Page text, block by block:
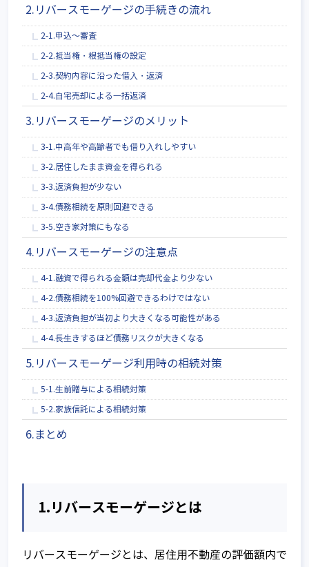
2.リバースモーゲージの⼿続きの流れ
2-1.申込～審査
2-2.抵当権・根抵当権の設定
2-3.契約内容に沿った借⼊・返済
2-4.⾃宅売却による⼀括返済
3.リバースモーゲージのメリット
3-1.中⾼年や⾼齢者でも借り⼊れしやすい
3-2.居住したまま資⾦を得られる
3-3.返済負担が少ない
3-4.債務相続を原則回避できる
3-5.空き家対策にもなる
4.リバースモーゲージの注意点
4-1.融資で得られる⾦額は売却代⾦より少ない
4-2.債務相続を100%回避できるわけではない
4-3.返済負担が当初より⼤きくなる可能性がある
4-4.⻑⽣きするほど債務リスクが⼤きくなる
5.リバースモーゲージ利⽤時の相続対策
5-1.⽣前贈与による相続対策
5-2.家族信託による相続対策
6.まとめ
1.リバースモーゲージとは
リバースモーゲージとは、居住⽤不動産の評価額内で